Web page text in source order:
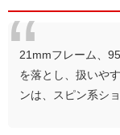
21mmフレーム、
を落とし、扱いや
ンは、スピン系シ